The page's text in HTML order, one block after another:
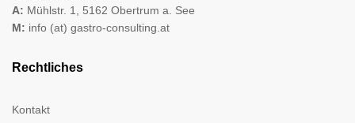
A: Mühlstr. 1, 5162 Obertrum a. See
M: info (at) gastro-consulting.at
Rechtliches
Kontakt